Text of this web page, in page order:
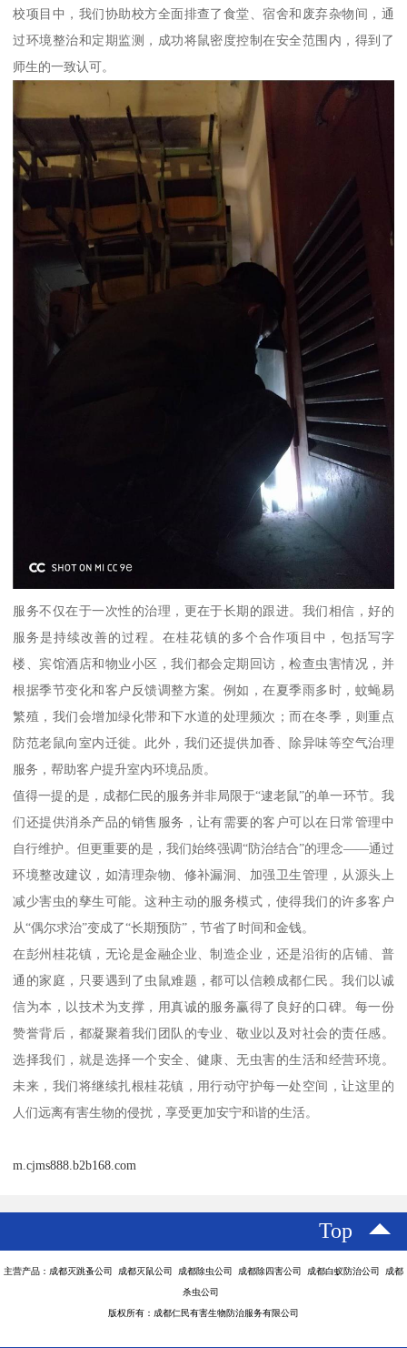
校项目中，我们协助校方全面排查了食堂、宿舍和废弃杂物间，通
过环境整治和定期监测，成功将鼠密度控制在安全范围内，得到了
师生的一致认可。
服务不仅在于一次性的治理，更在于长期的跟进。我们相信，好的
服务是持续改善的过程。在桂花镇的多个合作项目中，包括写字
楼、宾馆酒店和物业小区，我们都会定期回访，检查虫害情况，并
根据季节变化和客户反馈调整方案。例如，在夏季雨多时，蚊蝇易
繁殖，我们会增加绿化带和下水道的处理频次；而在冬季，则重点
防范老鼠向室内迁徙。此外，我们还提供加香、除异味等空气治理
服务，帮助客户提升室内环境品质。
值得一提的是，成都仁民的服务并非局限于“逮老鼠”的单一环节。我
们还提供消杀产品的销售服务，让有需要的客户可以在日常管理中
自行维护。但更重要的是，我们始终强调“防治结合”的理念——通过
环境整改建议，如清理杂物、修补漏洞、加强卫生管理，从源头上
减少害虫的孳生可能。这种主动的服务模式，使得我们的许多客户
从“偶尔求治”变成了“长期预防”，节省了时间和金钱。
在彭州桂花镇，无论是金融企业、制造企业，还是沿街的店铺、普
通的家庭，只要遇到了虫鼠难题，都可以信赖成都仁民。我们以诚
信为本，以技术为支撑，用真诚的服务赢得了良好的口碑。每一份
赞誉背后，都凝聚着我们团队的专业、敬业以及对社会的责任感。
选择我们，就是选择一个安全、健康、无虫害的生活和经营环境。
未来，我们将继续扎根桂花镇，用行动守护每一处空间，让这里的
人们远离有害生物的侵扰，享受更加安宁和谐的生活。
m.cjms888.b2b168.com
Top
主营产品：成都灭跳蚤公司 成都灭鼠公司 成都除虫公司 成都除四害公司 成都白蚁防治公司 成都
杀虫公司
版权所有：成都仁民有害生物防治服务有限公司